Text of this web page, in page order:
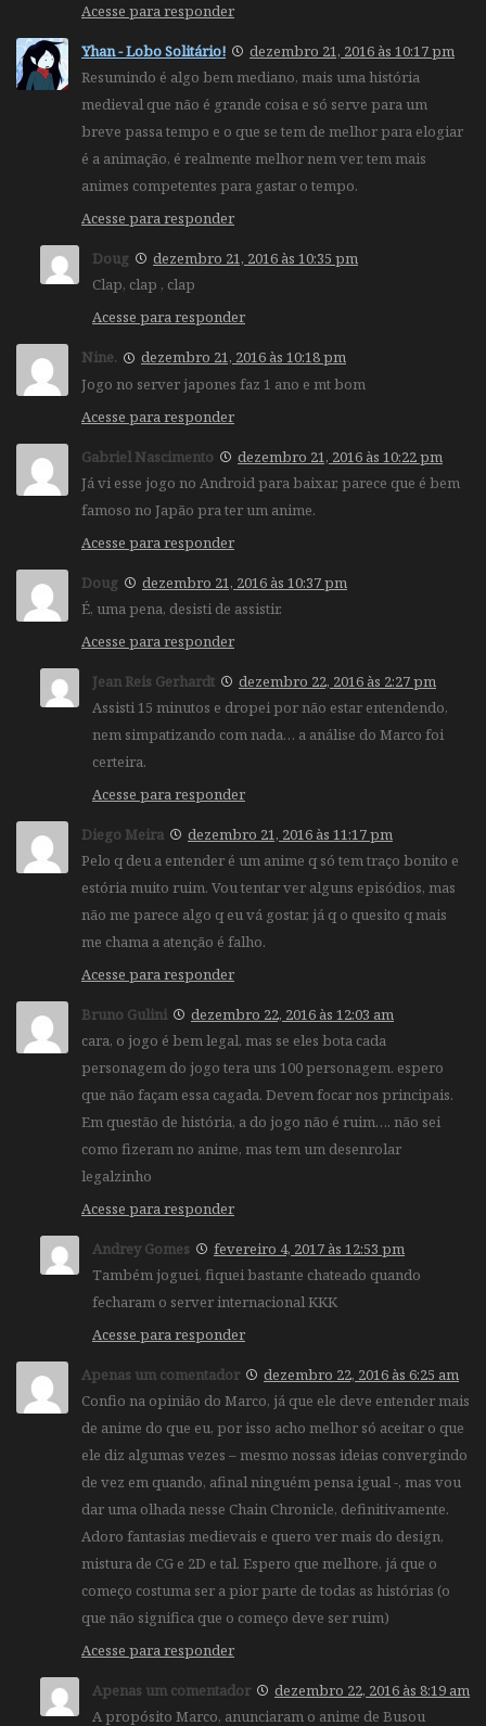
Acesse para responder
Yhan - Lobo Solitário!
dezembro 21, 2016 às 10:17 pm
Resumindo é algo bem mediano, mais uma história
medieval que não é grande coisa e só serve para um
breve passa tempo e o que se tem de melhor para elogiar
é a animação, é realmente melhor nem ver, tem mais
animes competentes para gastar o tempo.
Acesse para responder
Doug
dezembro 21, 2016 às 10:35 pm
Clap, clap , clap
Acesse para responder
Nine.
dezembro 21, 2016 às 10:18 pm
Jogo no server japones faz 1 ano e mt bom
Acesse para responder
Gabriel Nascimento
dezembro 21, 2016 às 10:22 pm
Já vi esse jogo no Android para baixar, parece que é bem
famoso no Japão pra ter um anime.
Acesse para responder
Doug
dezembro 21, 2016 às 10:37 pm
É, uma pena, desisti de assistir.
Acesse para responder
Jean Reis Gerhardt
dezembro 22, 2016 às 2:27 pm
Assisti 15 minutos e dropei por não estar entendendo,
nem simpatizando com nada… a análise do Marco foi
certeira.
Acesse para responder
Diego Meira
dezembro 21, 2016 às 11:17 pm
Pelo q deu a entender é um anime q só tem traço bonito e
estória muito ruim. Vou tentar ver alguns episódios, mas
não me parece algo q eu vá gostar, já q o quesito q mais
me chama a atenção é falho.
Acesse para responder
Bruno Gulini
dezembro 22, 2016 às 12:03 am
cara, o jogo é bem legal, mas se eles bota cada
personagem do jogo tera uns 100 personagem. espero
que não façam essa cagada. Devem focar nos principais.
Em questão de história, a do jogo não é ruim…. não sei
como fizeram no anime, mas tem um desenrolar
legalzinho
Acesse para responder
Andrey Gomes
fevereiro 4, 2017 às 12:53 pm
Também joguei, fiquei bastante chateado quando
fecharam o server internacional KKK
Acesse para responder
Apenas um comentador
dezembro 22, 2016 às 6:25 am
Confio na opinião do Marco, já que ele deve entender mais
de anime do que eu, por isso acho melhor só aceitar o que
ele diz algumas vezes – mesmo nossas ideias convergindo
de vez em quando, afinal ninguém pensa igual -, mas vou
dar uma olhada nesse Chain Chronicle, definitivamente.
Adoro fantasias medievais e quero ver mais do design,
mistura de CG e 2D e tal. Espero que melhore, já que o
começo costuma ser a pior parte de todas as histórias (o
que não significa que o começo deve ser ruim)
Acesse para responder
Apenas um comentador
dezembro 22, 2016 às 8:19 am
A propósito Marco, anunciaram o anime de Busou